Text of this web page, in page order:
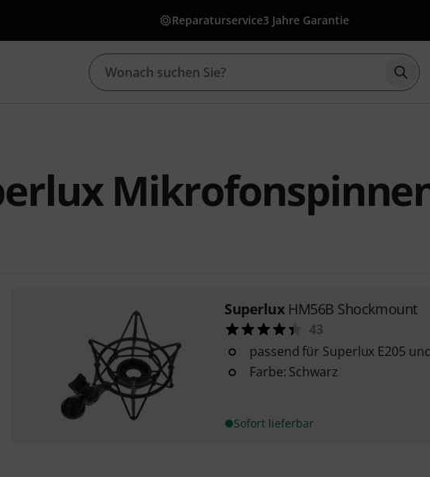
Reparaturservice3 Jahre Garantie
Superlux HM56B Shockmount
43
passend für Superlux E205
Farbe: Schwarz
Sofort lieferbar